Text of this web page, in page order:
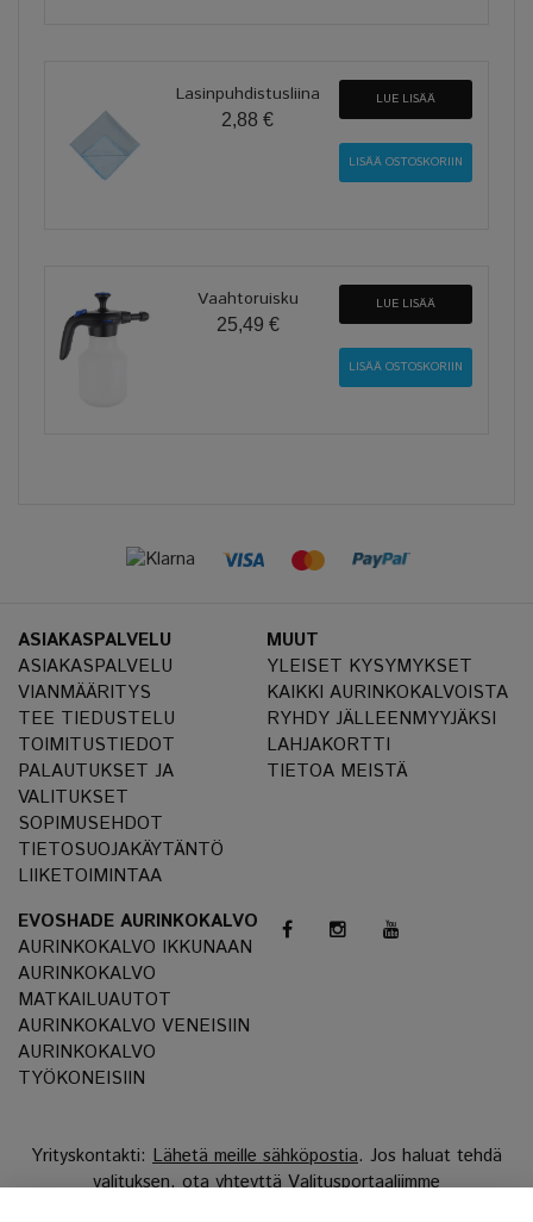
Lasinpuhdistusliina
2,88 €
LUE LISÄÄ
Vaahtoruisku
25,49 €
LUE LISÄÄ
ASIAKASPALVELU
ASIAKASPALVELU
VIANMÄÄRITYS
TEE TIEDUSTELU
TOIMITUSTIEDOT
PALAUTUKSET JA
VALITUKSET
SOPIMUSEHDOT
TIETOSUOJAKÄYTÄNTÖ
LIIKETOIMINTAA
MUUT
YLEISET KYSYMYKSET
KAIKKI AURINKOKALVOISTA
RYHDY JÄLLEENMYYJÄKSI
LAHJAKORTTI
TIETOA MEISTÄ
EVOSHADE AURINKOKALVO
AURINKOKALVO IKKUNAAN
AURINKOKALVO
MATKAILUAUTOT
AURINKOKALVO VENEISIIN
AURINKOKALVO
TYÖKONEISIIN
Yrityskontakti: Lähetä meille sähköpostia. Jos haluat tehdä
valituksen, ota yhteyttäValitusportaaliimme